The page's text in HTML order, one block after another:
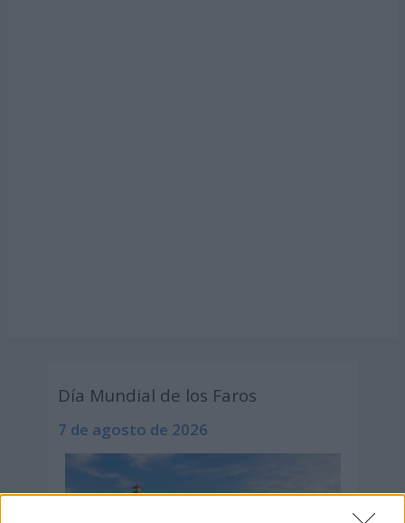
Día Mundial de los Faros
7 de agosto de 2026